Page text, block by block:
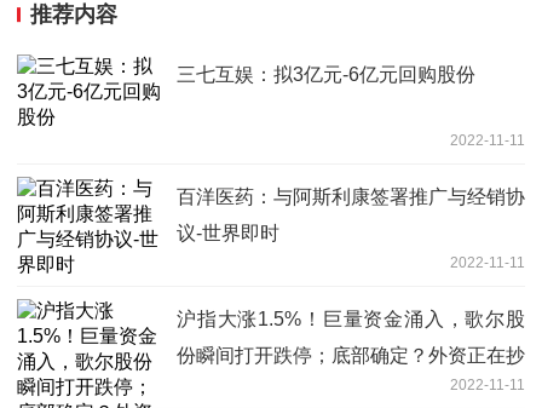
推荐内容
三七互娱：拟3亿元-6亿元回购股份
2022-11-11
百洋医药：与阿斯利康签署推广与经销协
议-世界即时
2022-11-11
沪指大涨1.5%！巨量资金涌入，歌尔股
份瞬间打开跌停；底部确定？外资正在抄
底房地产；Web3.0概念爆发了，这些股
2022-11-11